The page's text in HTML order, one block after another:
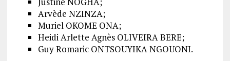
Arvède NZINZA;
Muriel OKOME ONA;
Heidi Arlette Agnès OLIVEIRA BERE;
Guy Romaric ONTSOUYIKA NGOUONI.